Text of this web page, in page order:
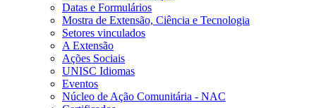
Datas e Formulários
Mostra de Extensão, Ciência e Tecnologia
Setores vinculados
A Extensão
Ações Sociais
UNISC Idiomas
Eventos
Núcleo de Ação Comunitária - NAC